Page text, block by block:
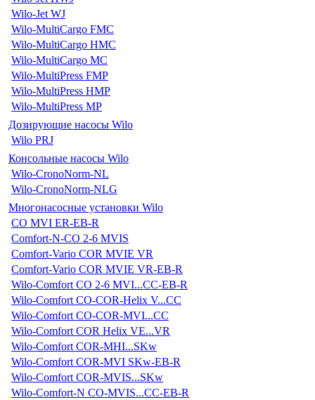
Wilo-Jet WJ
Wilo-MultiCargo FMC
Wilo-MultiCargo HMC
Wilo-MultiCargo MC
Wilo-MultiPress FMP
Wilo-MultiPress HMP
Wilo-MultiPress MP
Дозирующие насосы Wilo
Wilo PRJ
Консольные насосы Wilo
Wilo-CronoNorm-NL
Wilo-CronoNorm-NLG
Многонасосные установки Wilo
CO MVI ER-EB-R
Comfort-N-CO 2-6 MVIS
Comfort-Vario COR MVIE VR
Comfort-Vario COR MVIE VR-EB-R
Wilo-Comfort CO 2-6 MVI...CC-EB-R
Wilo-Comfort CO-COR-Helix V...CC
Wilo-Comfort CO-COR-MVI...CC
Wilo-Comfort COR Helix VE...VR
Wilo-Comfort COR-MHI...SKw
Wilo-Comfort COR-MVI SKw-EB-R
Wilo-Comfort COR-MVIS...SKw
Wilo-Comfort-N CO-MVIS...CC-EB-R